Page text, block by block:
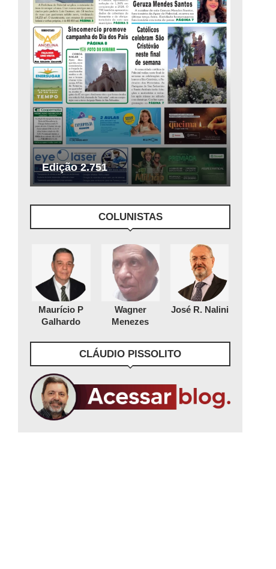
Edição 2.751
COLUNISTAS
Maurício P
Galhardo
Wagner
Menezes
José R. Nalini
CLÁUDIO PISSOLITO